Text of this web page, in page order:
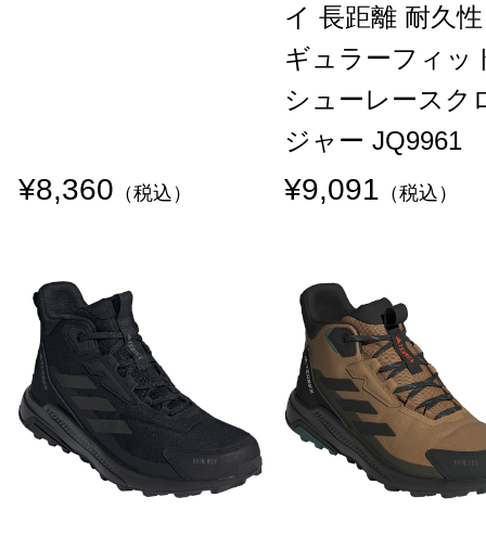
¥8,360 （税込）
イ 長距離 耐久
ギュラーフィッ
シューレースク
ジャー JQ9961
¥9,091 （税込）